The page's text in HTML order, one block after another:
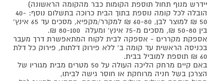
יידרש מנוף תחול תוספת הקומות כבר מהקומה הראשונה)
הובלה לכל קומה נוספת בתוך הבית כרוכה בתשלום נוסף: 40-
50 ₪ למוצר לבן, 60-80 ₪ למקרר/מקפיא, מסכים עד 65 אינץ'
בין 50-80 ₪, מסכים מ-75 אינץ' ומעלה 80-100 ₪.
אספקת מקררים - אספקה לבית לקוח המתאפשרת דרך מעבר
בכניסה הראשית עד קומה ב' ללא פירוק דלתות, פירוק כל דלת
60 ₪ תוספת למוביל בבית.
באם קיים מרחק הליכה העולה על 50 מטרים מבית מגוריו של
הצרכן בשל חניה מרוחקת או חוסר גישה לביתו,